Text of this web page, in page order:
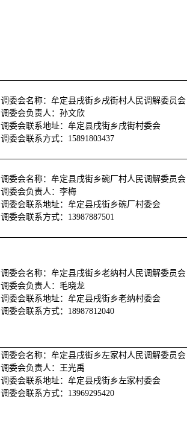
调委会名称：牟定县戌街乡戌街村人民调解委员会
调委会负责人：孙文欣
调委会联系地址：牟定县戌街乡戌街村委会
调委会联系方式：15891803437
调委会名称：牟定县戌街乡碗厂村人民调解委员会
调委会负责人：李梅
调委会联系地址：牟定县戌街乡碗厂村委会
调委会联系方式：13987887501
调委会名称：牟定县戌街乡老纳村人民调解委员会
调委会负责人：毛晓龙
调委会联系地址：牟定县戌街乡老纳村委会
调委会联系方式：18987812040
调委会名称：牟定县戌街乡左家村人民调解委员会
调委会负责人：王光禹
调委会联系地址：牟定县戌街乡左家村委会
调委会联系方式：13969295420